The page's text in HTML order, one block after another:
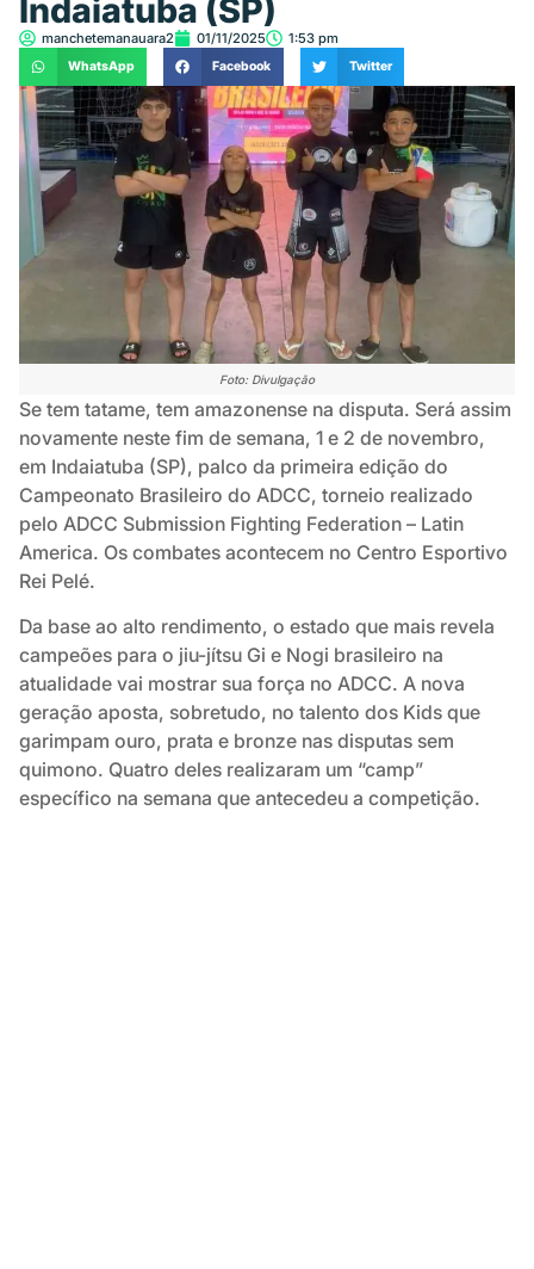
Indaiatuba (SP)
manchetemanauara2 01/11/2025 1:53 pm
WhatsApp Facebook Twitter
Foto: Divulgação
Se tem tatame, tem amazonense na disputa. Será assim
novamente neste fim de semana, 1 e 2 de novembro,
em Indaiatuba (SP), palco da primeira edição do
Campeonato Brasileiro do ADCC, torneio realizado
pelo ADCC Submission Fighting Federation – Latin
America. Os combates acontecem no Centro Esportivo
Rei Pelé.
Da base ao alto rendimento, o estado que mais revela
campeões para o jiu-jítsu Gi e Nogi brasileiro na
atualidade vai mostrar sua força no ADCC. A nova
geração aposta, sobretudo, no talento dos Kids que
garimpam ouro, prata e bronze nas disputas sem
quimono. Quatro deles realizaram um “camp”
específico na semana que antecedeu a competição.